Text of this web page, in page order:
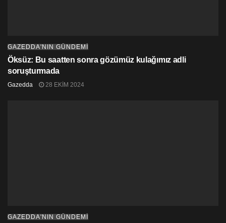
GAZEDDA'NIN GÜNDEMİ
Öksüz: Bu saatten sonra gözümüz kulağımız adli
soruşturmada
Gazedda 28 EKIM 2024
GAZEDDA'NIN GÜNDEMİ